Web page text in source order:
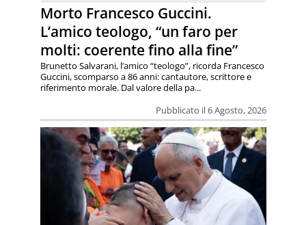
Morto Francesco Guccini.
L’amico teologo, “un faro per
molti: coerente fino alla fine”
Pubblicato il 6 Agosto, 2026
Brunetto Salvarani, l’amico “teologo”, ricorda Francesco
Guccini, scomparso a 86 anni: cantautore, scrittore e
riferimento morale. Dal valore della pa...